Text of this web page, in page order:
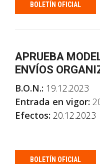
BOLETÍN OFICIAL
APRUEBA
ENVÍOS
B.O.N.: 19.12.2023
Entrada en vigor:
Efectos: 20.12.2023
BOLETÍN OFICIAL